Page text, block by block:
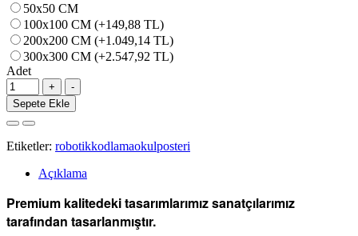
50x50 CM
100x100 CM (+149,88 TL)
200x200 CM (+1.049,14 TL)
300x300 CM (+2.547,92 TL)
Adet
Sepete Ekle
Etiketler: robotikkodlamaokulposteri
Açıklama
Premium kalitedeki tasarımlarımız sanatçılarımız
tarafından tasarlanmıştır.